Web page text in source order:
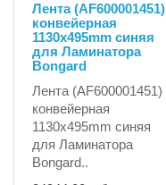
Лента (AF600001451)
конвейерная
1130x495mm синяя
для Ламинатора
Bongard
Лента (AF600001451)
конвейерная
1130x495mm синяя
для Ламинатора
Bongard..